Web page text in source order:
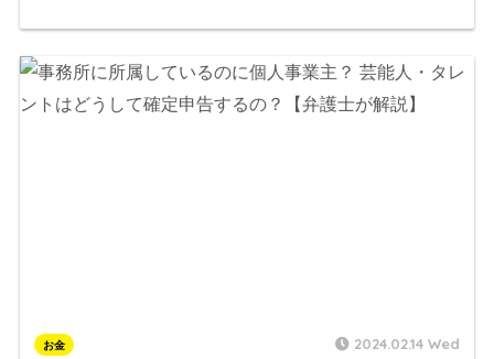
お金 2024.02.14 Wed